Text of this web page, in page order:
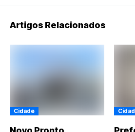
Artigos Relacionados
Cidade